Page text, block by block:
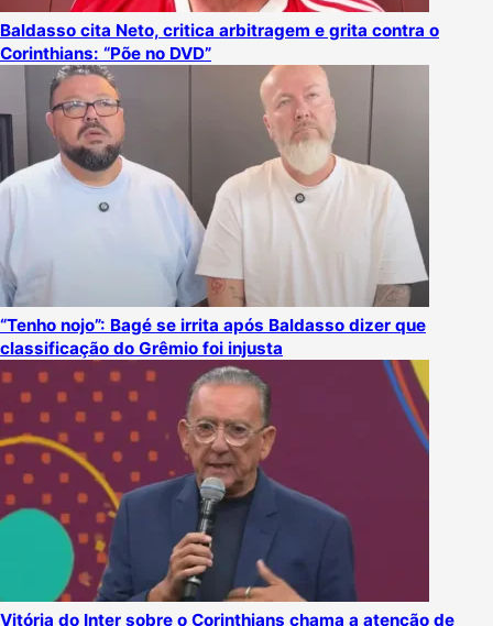
Baldasso cita Neto, critica arbitragem e grita contra o
Corinthians: “Põe no DVD”
“Tenho nojo”: Bagé se irrita após Baldasso dizer que
classificação do Grêmio foi injusta
Vitória do Inter sobre o Corinthians chama a atenção de